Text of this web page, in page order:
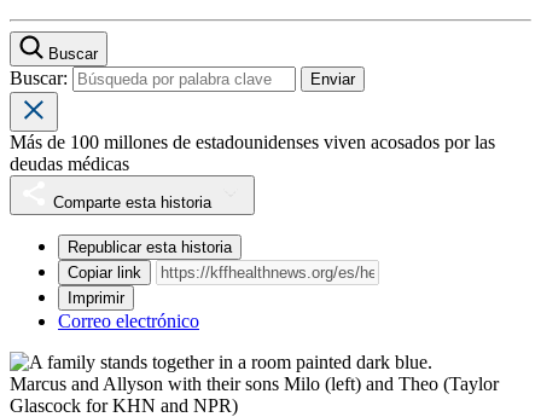
Buscar
Buscar:
Más de 100 millones de estadounidenses viven acosados por las
deudas médicas
Comparte esta historia
Republicar esta historia
Copiar link
Imprimir
Correo electrónico
Marcus and Allyson with their sons Milo (left) and Theo (Taylor
Glascock for KHN and NPR)